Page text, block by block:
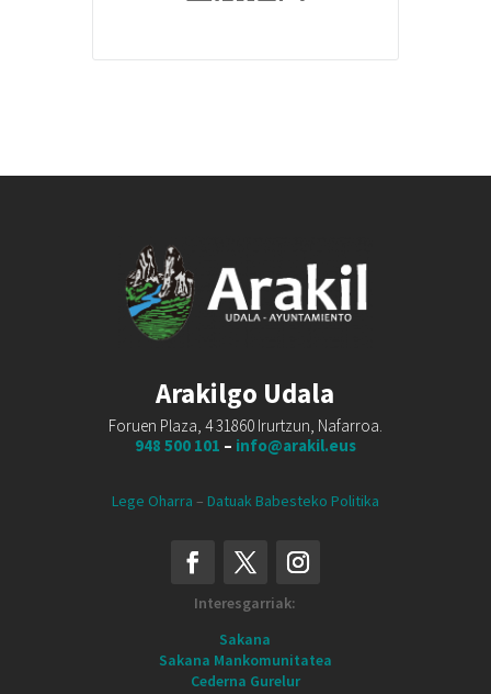
Arakilgo Udala
Foruen Plaza, 4 31860 Irurtzun, Nafarroa.
948 500 101 – info@arakil.eus
Lege Oharra – Datuak Babesteko Politika
Interesgarriak:
Sakana
Sakana Mankomunitatea
Cederna Gurelur